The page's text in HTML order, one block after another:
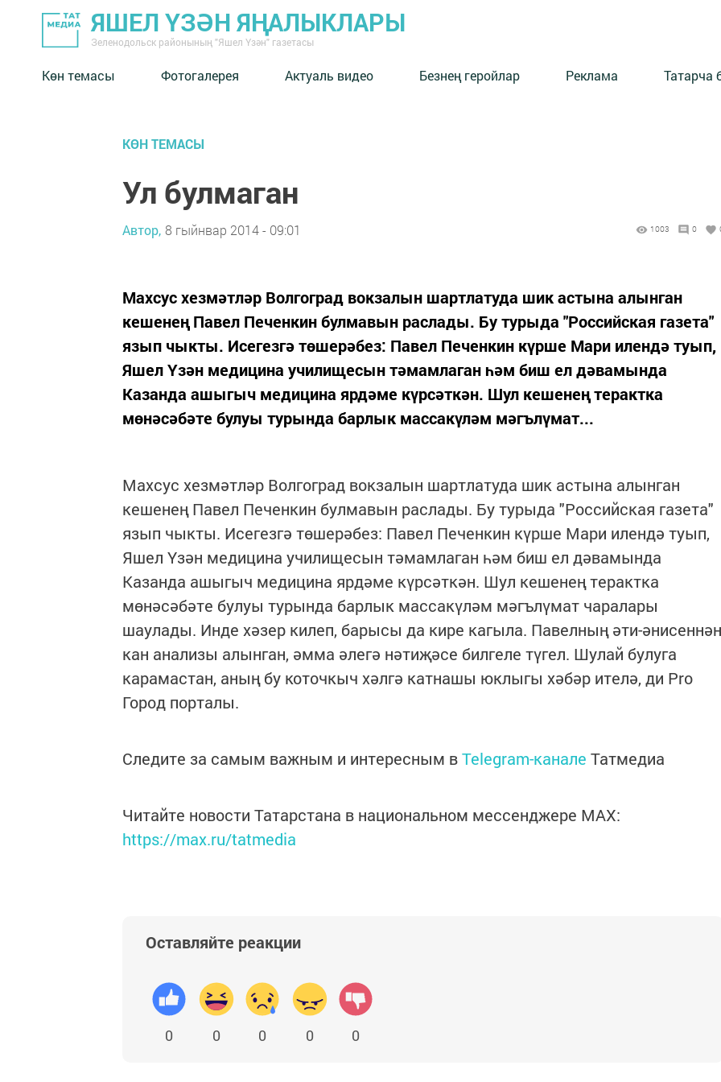
ЯШЕЛ ҮЗӘН ЯҢАЛЫКЛАРЫ
Зеленодольск районының "Яшел Үзән" газетасы
Көн темасы Фотогалерея Актуаль видео Безнең геройлар Реклама Татарча
КӨН ТЕМАСЫ
Ул булмаган
Автор, 8 гыйнвар 2014 - 09:01 1003 0
Махсус хезмәтләр Волгоград вокзалын шартлатуда шик астына алынган
кешенең Павел Печенкин булмавын раслады. Бу турыда "Российская газета"
язып чыкты. Исегезгә төшерәбез: Павел Печенкин күрше Мари илендә туып,
Яшел Үзән медицина училищесын тәмамлаган һәм биш ел дәвамында
Казанда ашыгыч медицина ярдәме күрсәткән. Шул кешенең терактка
мөнәсәбәте булуы турында барлык массакүләм мәгълүмат...
Махсус хезмәтләр Волгоград вокзалын шартлатуда шик астына алынган
кешенең Павел Печенкин булмавын раслады. Бу турыда "Российская газета"
язып чыкты. Исегезгә төшерәбез: Павел Печенкин күрше Мари илендә туып,
Яшел Үзән медицина училищесын тәмамлаган һәм биш ел дәвамында
Казанда ашыгыч медицина ярдәме күрсәткән. Шул кешенең терактка
мөнәсәбәте булуы турында барлык массакүләм мәгълүмат чаралары
шаулады. Инде хәзер килеп, барысы да кире кагыла. Павелның әти-әнисеннән
кан анализы алынган, әмма әлегә нәтиҗәсе билгеле түгел. Шулай булуга
карамастан, аның бу коточкыч хәлгә катнашы юклыгы хәбәр ителә, ди Pro
Город порталы.
Следите за самым важным и интересным вTelegram-канале Татмедиа
Читайте новости Татарстана в национальном мессенджере MАХ:
https://max.ru/tatmedia
Оставляйте реакции
0 0 0 0 0